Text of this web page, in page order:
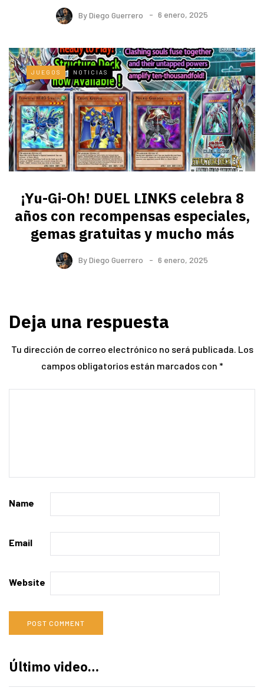
ByDiego Guerrero 6 enero, 2025
JUEGOS NOTICIAS
¡Yu-Gi-Oh! DUEL LINKS celebra 8
años con recompensas especiales,
gemas gratuitas y mucho más
ByDiego Guerrero 6 enero, 2025
Deja una respuesta
Tu dirección de correo electrónico no será publicada. Los
campos obligatorios están marcados con *
Name
Email
Website
Último video…